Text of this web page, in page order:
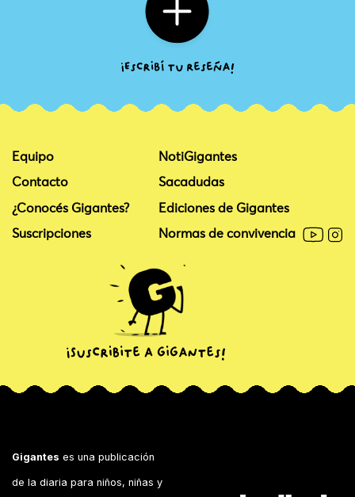
Equipo
Contacto
¿Conocés Gigantes?
Suscripciones
NotiGigantes
Sacadudas
Ediciones de Gigantes
Normas de convivencia
Gigantes es una publicación
de la diaria para niños, niñas y